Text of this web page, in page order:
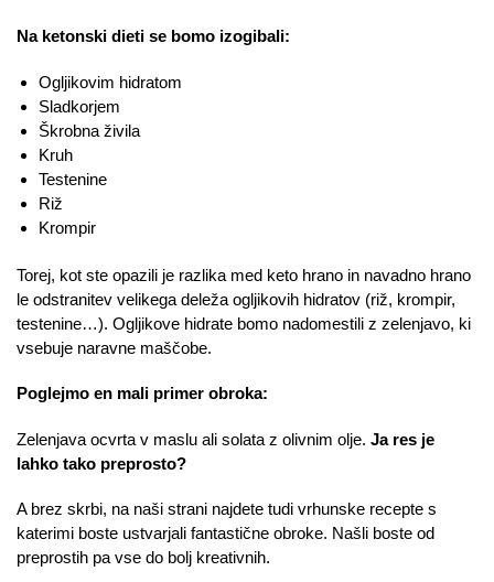
Na ketonski dieti se bomo izogibali:
Ogljikovim hidratom
Sladkorjem
Škrobna živila
Kruh
Testenine
Riž
Krompir
Torej, kot ste opazili je razlika med keto hrano in navadno hrano
le odstranitev velikega deleža ogljikovih hidratov (riž, krompir,
testenine…). Ogljikove hidrate bomo nadomestili z zelenjavo, ki
vsebuje naravne maščobe.
Poglejmo en mali primer obroka:
Zelenjava ocvrta v maslu ali solata z olivnim olje. Ja res je
lahko tako preprosto?
A brez skrbi, na naši strani najdete tudi vrhunske recepte s
katerimi boste ustvarjali fantastične obroke. Našli boste od
preprostih pa vse do bolj kreativnih.